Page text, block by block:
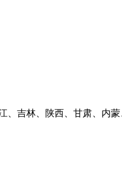
吉林、陕西、甘肃、内